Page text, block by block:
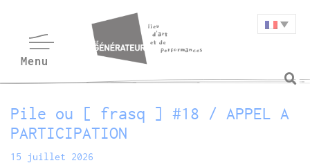
Pile ou [ frasq ] #18 / APPEL A
PARTICIPATION
15 juillet 2026